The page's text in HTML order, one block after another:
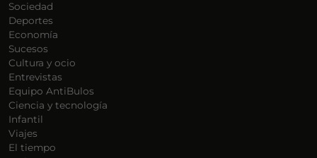
Sociedad
Deportes
Economía
Sucesos
Cultura y ocio
Entrevistas
Equipo AntiBulos
Ciencia y tecnología
Infantil
Viajes
El tiempo